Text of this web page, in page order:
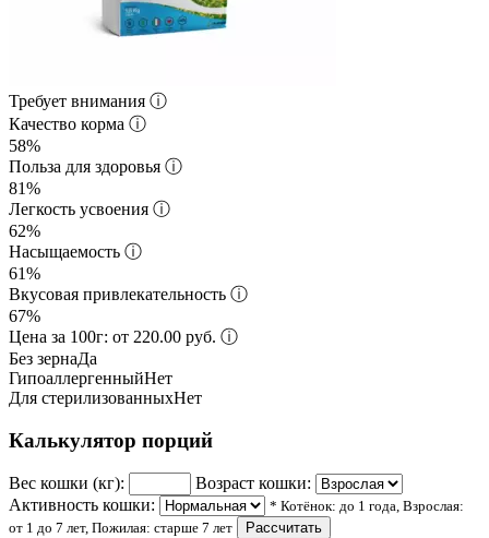
Требует внимания ⓘ
Качество корма ⓘ
58%
Польза для здоровья ⓘ
81%
Легкость усвоения ⓘ
62%
Насыщаемость ⓘ
61%
Вкусовая привлекательность ⓘ
67%
Цена за 100г: от 220.00 руб. ⓘ
Без зернаДа
ГипоаллергенныйНет
Для стерилизованныхНет
Калькулятор порций
Вес кошки (кг):
Возраст кошки:
Активность кошки:
* Котёнок: до 1 года, Взрослая:
от 1 до 7 лет, Пожилая: старше 7 лет
Рассчитать